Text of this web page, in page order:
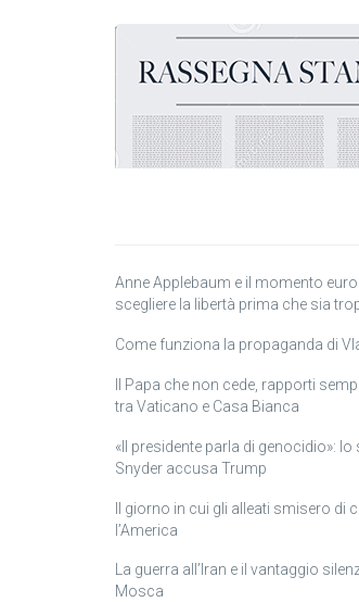
Anne Applebaum e il momento
scegliere la libertà prima che sia
Come funziona la propaganda di
Il Papa che non cede, rapporti
tra Vaticano e Casa Bianca
«Il presidente parla di genocidio»:
Snyder accusa Trump
Il giorno in cui gli alleati smisero di
l’America
La guerra all’Iran e il vantaggio
Mosca